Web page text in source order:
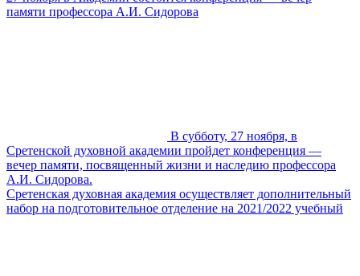
памяти профессора А.И. Сидорова
В субботу, 27 ноября, в
Сретенской духовной академии пройдет конференция —
вечер памяти, посвященный жизни и наследию профессора
А.И. Сидорова.
Сретенская духовная академия осуществляет дополнительный
набор на подготовительное отделение на 2021/2022 учебный